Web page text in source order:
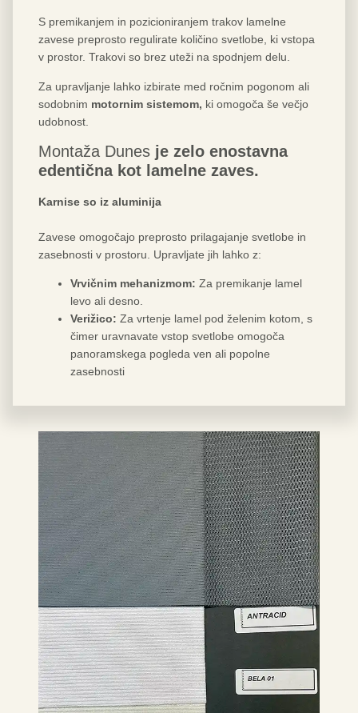
S premikanjem in pozicioniranjem trakov lamelne
zavese preprosto regulirate količino svetlobe, ki vstopa
v prostor. Trakovi so brez uteži na spodnjem delu.
Za upravljanje lahko izbirate med ročnim pogonom ali
sodobnim motornim sistemom, ki omogoča še večjo
udobnost.
Montaža Dunes je zelo enostavna
edentična kot lamelne zaves.
Karnise so iz aluminija
Zavese omogočajo preprosto prilagajanje svetlobe in
zasebnosti v prostoru. Upravljate jih lahko z:
Vrvičnim mehanizmom: Za premikanje lamel
levo ali desno.
Verižico: Za vrtenje lamel pod želenim kotom, s
čimer uravnavate vstop svetlobe omogoča
panoramskega pogleda ven ali popolne
zasebnosti